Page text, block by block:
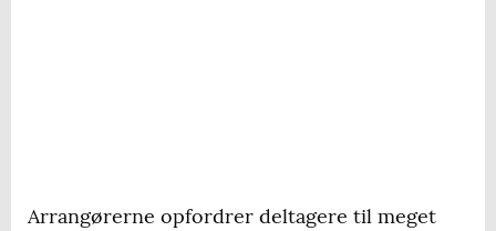
Arrangørerne opfordrer deltagere til meget